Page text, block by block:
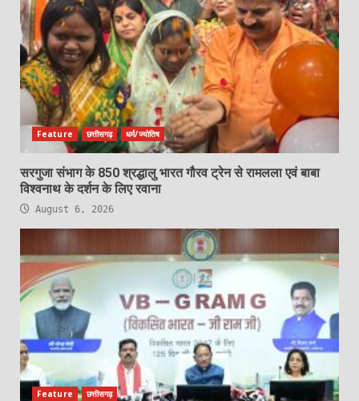
Feature छत्तीसगढ़ धर्म/ज्योतिष
सरगुजा संभाग के 850 श्रद्धालु भारत गौरव ट्रेन से रामलला एवं बाबा
विश्वनाथ के दर्शन के लिए रवाना
August 6, 2026
Feature छत्तीसगढ़